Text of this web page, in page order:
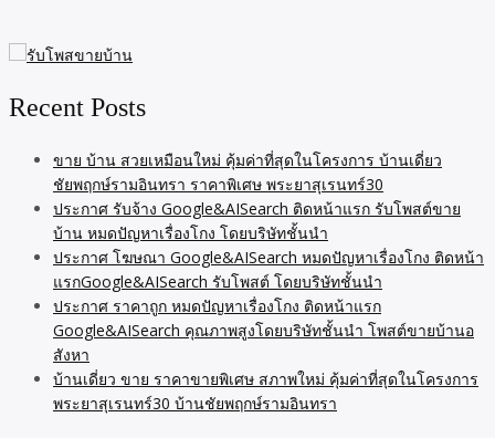
Recent Posts
ขาย บ้าน สวยเหมือนใหม่ คุ้มค่าที่สุดในโครงการ บ้านเดี่ยว
ชัยพฤกษ์รามอินทรา ราคาพิเศษ พระยาสุเรนทร์30
ประกาศ รับจ้าง Google&AISearch ติดหน้าแรก รับโพสต์ขาย
บ้าน หมดปัญหาเรื่องโกง โดยบริษัทชั้นนำ
ประกาศ โฆษณา Google&AISearch หมดปัญหาเรื่องโกง ติดหน้า
แรกGoogle&AISearch รับโพสต์ โดยบริษัทชั้นนำ
ประกาศ ราคาถูก หมดปัญหาเรื่องโกง ติดหน้าแรก
Google&AISearch คุณภาพสูงโดยบริษัทชั้นนำ โพสต์ขายบ้านอ
สังหา
บ้านเดี่ยว ขาย ราคาขายพิเศษ สภาพใหม่ คุ้มค่าที่สุดในโครงการ
พระยาสุเรนทร์30 บ้านชัยพฤกษ์รามอินทรา